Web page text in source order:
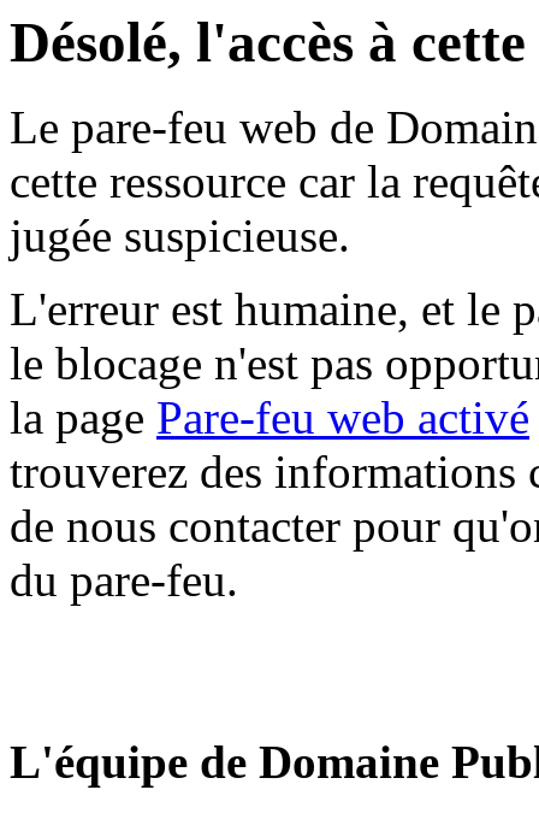
Désolé, l'accès à
Le pare-feu web de
cette ressource car la
jugée suspicieuse.
L'erreur est humaine, et le
le blocage n'est pas
la page Pare-feu web activé
trouverez des informations
de nous contacter pour
du pare-feu.
L'équipe de Domaine